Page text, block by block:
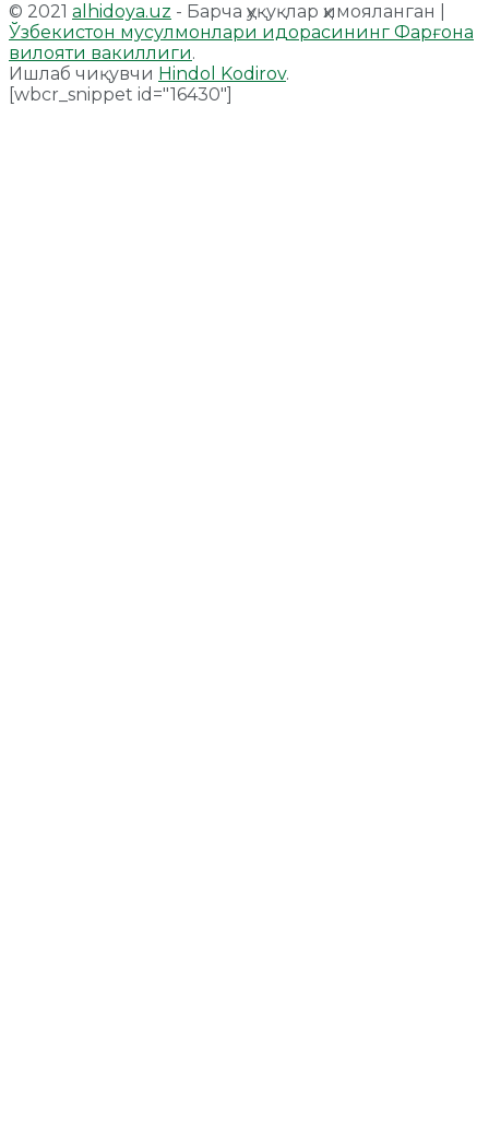
© 2021 alhidoya.uz - Барча ҳуқуқлар ҳимояланган |
Ўзбекистон мусулмонлари идорасининг Фарғона
вилояти вакиллиги.
Ишлаб чиқувчи Hindol Kodirov.
[wbcr_snippet id="16430"]